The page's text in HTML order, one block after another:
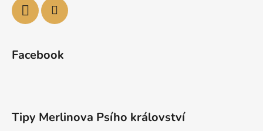
Facebook
Tipy Merlinova Psího království